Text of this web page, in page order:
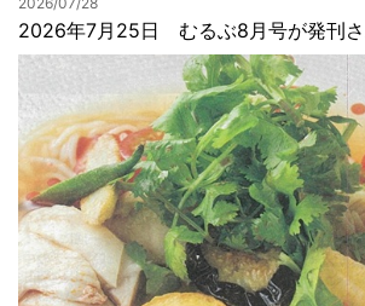
2026年7月25日 むるぶ8月号が発刊さ